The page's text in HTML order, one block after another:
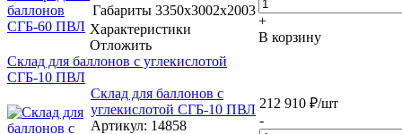
Габариты 3350х3002х2003
Характеристики
Отложить
+
В корзину
Склад для баллонов с углекислотой
СГБ-10 ПВЛ
Склад для баллонов с
углекислотой СГБ-10 ПВЛ
Артикул: 14858
212 910 ₽/шт
-